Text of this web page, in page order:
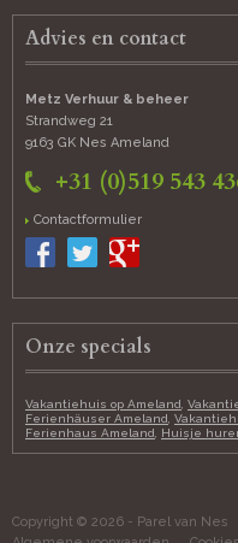
Advies en contact
Metz Verhuur & beheer
Strandweg 21
9163 GK Nes Ameland
+31 (0)519 543
Contactformulier
Onze specials
Vakantiehuis op Ameland
Ferienhäuser Ameland
Ferienhaus Ameland
Huisje
Copyright © 2026 - Parel van Nes